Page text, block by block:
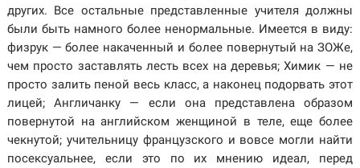
других. Все остальные представленные учителя должны
были быть намного более ненормальные. Имеется в виду:
физрук — более накаченный и более повернутый на ЗОЖе,
чем просто заставлять лесть всех на деревья; Химик — не
просто залить пеной весь класс, а наконец подорвать этот
лицей; Англичанку — если она представлена образом
повернутой на английском женщиной в теле, еще более
чекнутой; учительницу французского и вовсе могли найти
посексуальнее, если это по их мнению идеал, перед